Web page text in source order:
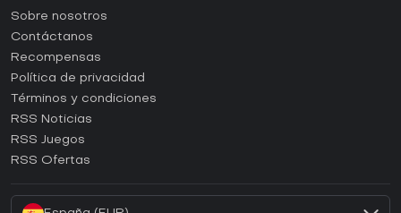
Guías y tutoriales
¿Cómo activar una CD Key de Steam?
¿Cómo activar una CD Key de Epic Games?
¿Cómo activar una CD Key de GOG?
¿Cómo activar una CD Key de Ubisoft Connect?
Sobre nosotros
Contáctanos
Recompensas
Política de privacidad
Términos y condiciones
RSS Noticias
RSS Juegos
RSS Ofertas